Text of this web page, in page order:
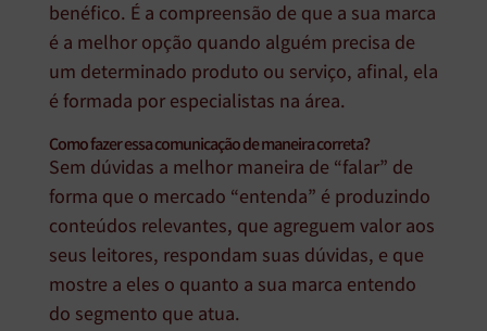
benéfico. É a compreensão de que a sua marca
é a melhor opção quando alguém precisa de
um determinado produto ou serviço, afinal, ela
é formada por especialistas na área.
Como fazer essa comunicação de maneira correta?
Sem dúvidas a melhor maneira de “falar” de
forma que o mercado “entenda” é produzindo
conteúdos relevantes, que agreguem valor aos
seus leitores, respondam suas dúvidas, e que
mostre a eles o quanto a sua marca entendo
do segmento que atua.